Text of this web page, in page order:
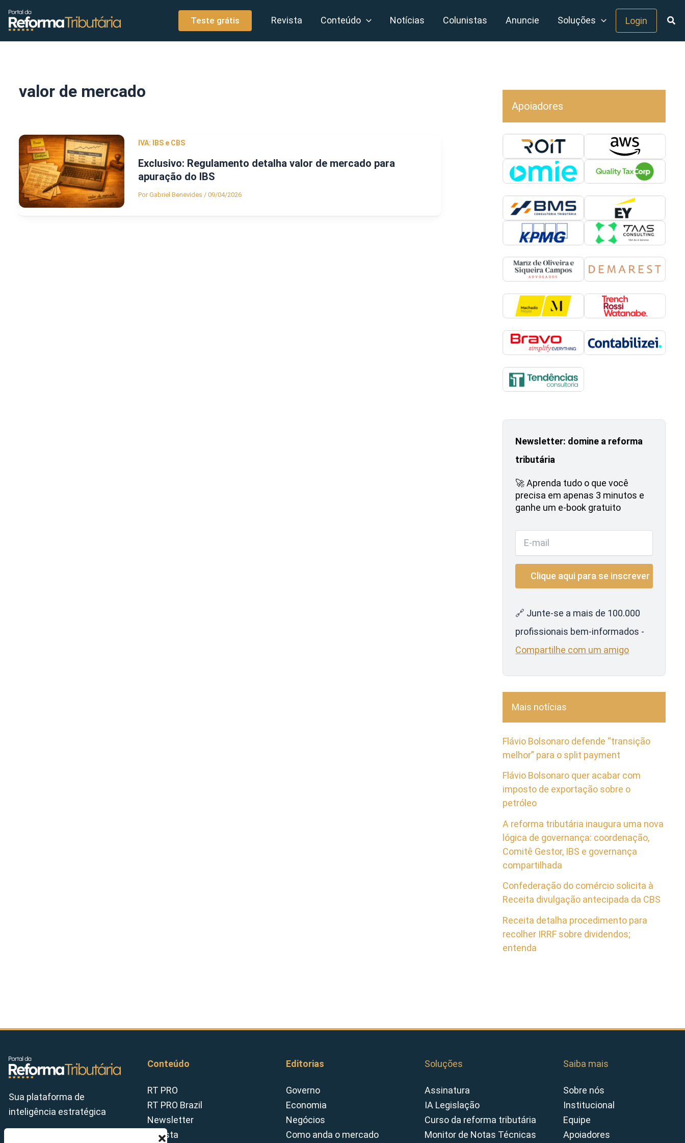
conteúdo
Teste grátis Revista Conteúdo Notícias Colunistas Anuncie Soluções Login
valor de mercado
IVA: IBS e CBS
Exclusivo: Regulamento detalha valor de mercado para
apuração do IBS
PorGabriel Benevides / 09/04/2026
Apoiadores
Newsletter: domine a reforma
tributária
🚀 Aprenda tudo o que você
precisa em apenas 3 minutos e
ganhe um e-book gratuito
🔗 Junte-se a mais de 100.000
profissionais bem-informados -
Compartilhe com um amigo
Mais notícias
Flávio Bolsonaro defende “transição
melhor” para o split payment
Flávio Bolsonaro quer acabar com
imposto de exportação sobre o
petróleo
A reforma tributária inaugura uma nova
lógica de governança: coordenação,
Comitê Gestor, IBS e governança
compartilhada
Confederação do comércio solicita à
Receita divulgação antecipada da CBS
Receita detalha procedimento para
recolher IRRF sobre dividendos;
entenda
Sua plataforma de
inteligência estratégica
Conteúdo
RT PRO
RT PRO Brazil
Newsletter
Revista
Editorias
Governo
Economia
Negócios
Como anda o mercado
Soluções
Assinatura
IA Legislação
Curso da reforma tributária
Monitor de Notas Técnicas
Saiba mais
Sobre nós
Institucional
Equipe
Apoiadores